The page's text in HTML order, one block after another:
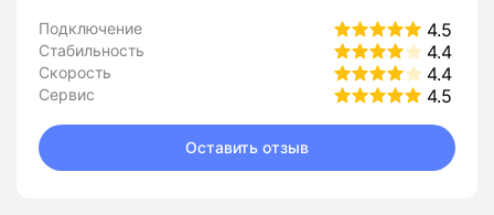
Подключение 4.5
Стабильность 4.4
Скорость 4.4
Сервис 4.5
Оставить отзыв